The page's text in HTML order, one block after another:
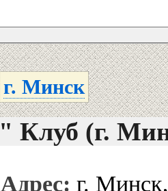
г. Минск
Клуб (г.
Адрес: г.